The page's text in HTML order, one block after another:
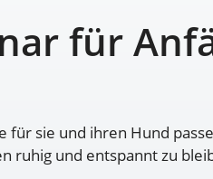
für
sie und ihren Hund
ruhig und entspannt zu